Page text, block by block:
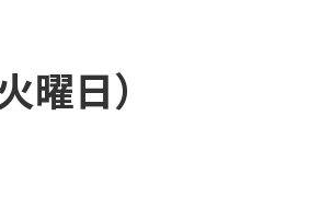
曜日）